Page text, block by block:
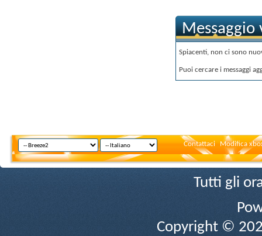
Messaggio
Spiacenti, non ci sono
Puoi cercare i messaggi
Contattaci Modifica
Tutti gli
Copyright ©